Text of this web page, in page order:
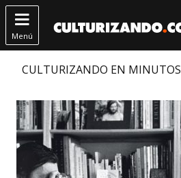

Menú
CULTURIZANDO EN MINUTOS